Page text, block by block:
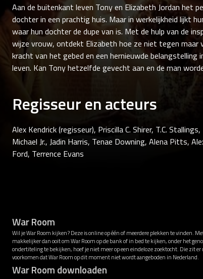
Aan de buitenkant leven Tony en Elizabeth Jordan het
dochter in een prachtig huis. Maar in werkelijkheid lijkt
waar hun dochter de dupe van is. Met de hulp van de
wijze vrouw, ontdekt Elizabeth hoe ze niet tegen maar
kracht van het gebed en een hernieuwde
leven. Kan Tony hetzelfde gevecht aan en de man
Regisseur en acteurs
Alex Kendrick (regisseur), Priscilla C. Shirer, T.C.
Michael Jr., Jadin Harris, Tenae Downing, Alena Pitts,
Ford, Terrence Evans
War Room
Wil je War Room kijken? Deze is online op één of meerdere plekken te vinden.
makkelijker dan ooit om War Room op de bank of in bed te kijken, onder het
ondertiteling te bekijken, hoef je niet meer op een eindeloze zoektocht. Die zit
voorkomen dat War Room op dit moment niet wordt aangeboden in Nederland.
War Room downloaden